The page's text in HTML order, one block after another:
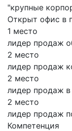
"крупные
Открыт офис в
1 место
лидер продаж
2 место
лидер продаж
2 место
лидер продаж
2 место
лидер продаж
Компетенция